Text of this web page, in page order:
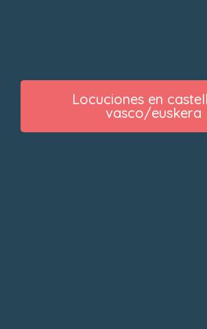
Locuciones en
vasco/euskera